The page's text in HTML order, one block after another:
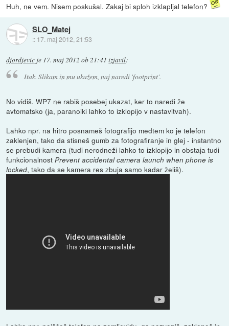
Huh, ne vem. Nisem poskušal. Zakaj bi sploh izklapljal telefon?
SLO_Matej
:: 17. maj 2012, 21:53
djordjevic je 17. maj 2012 ob 21:41 izjavil:
Itak. Slikam in mu ukažem, naj naredi 'footprint'.
No vidiš. WP7 ne rabiš posebej ukazat, ker to naredi že
avtomatsko (ja, paranoiki lahko to izklopijo v nastavitvah).
Lahko npr. na hitro posnameš fotografijo medtem ko je telefon
zaklenjen, tako da stisneš gumb za fotografiranje in glej - instantno
se prebudi kamera (tudi nerodneži lahko to izklopijo in obstaja tudi
funkcionalnostPrevent accidental camera launch when phone is
locked, tako da se kamera res zbuja samo kadar želiš).